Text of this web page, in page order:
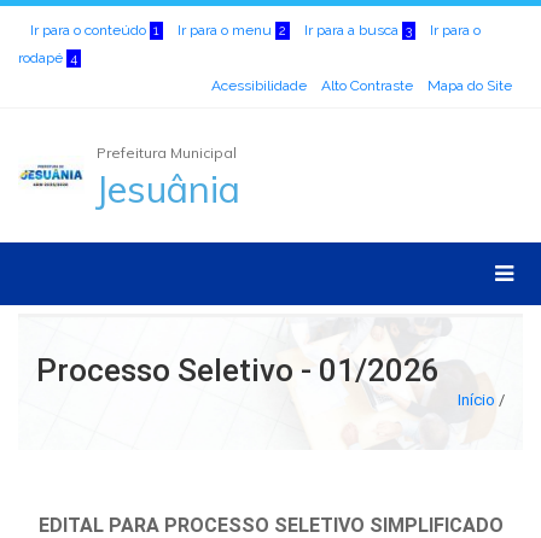
Ir para o conteúdo 1 Ir para o menu 2 Ir para a busca 3
Ir para o
rodapé 4
Acessibilidade Alto Contraste Mapa do Site
Prefeitura Municipal
Jesuânia
Processo Seletivo - 01/2026
Início /
EDITAL PARA PROCESSO SELETIVO SIMPLIFICADO